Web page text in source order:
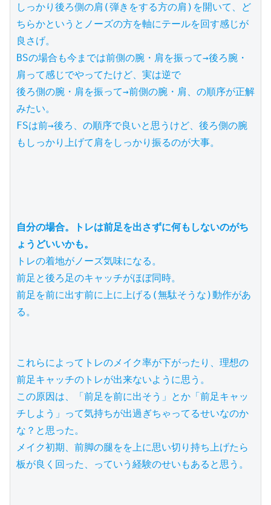
しっかり後ろ側の肩(弾きをする方の肩)を開いて、ど
ちらかというとノーズの方を軸にテールを回す感じが
良さげ。
BSの場合も今までは前側の腕・肩を振って→後ろ腕・
肩って感じでやってたけど、実は逆で
後ろ側の腕・肩を振って→前側の腕・肩、の順序が正解
みたい。
FSは前→後ろ、の順序で良いと思うけど、後ろ側の腕
もしっかり上げて肩をしっかり振るのが大事。
自分の場合。トレは前足を出さずに何もしないのがち
ょうどいいかも。
トレの着地がノーズ気味になる。
前足と後ろ足のキャッチがほぼ同時。
前足を前に出す前に上に上げる(無駄そうな)動作があ
る。
これらによってトレのメイク率が下がったり、理想の
前足キャッチのトレが出来ないように思う。
この原因は、「前足を前に出そう」とか「前足キャッ
チしよう」って気持ちが出過ぎちゃってるせいなのか
な？と思った。
メイク初期、前脚の腿をを上に思い切り持ち上げたら
板が良く回った、っていう経験のせいもあると思う。